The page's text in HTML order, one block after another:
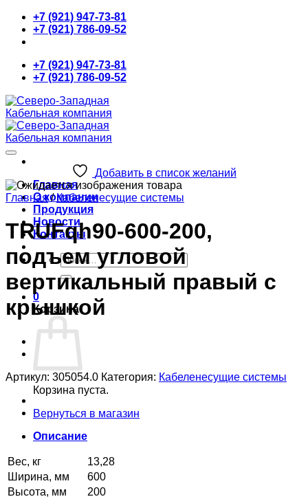
Skip
content
+7 (921) 947-73-81
+7 (921) 786-09-52
+7 (921) 947-73-81
+7 (921) 786-09-52
Главная
О компании
Продукция
Новости
Контакты
Искать:
0
Корзина
Корзина пуста.
Вернуться в магазин
Добавить в список желаний
Главная / Кабеленесущие системы
TRUFqh90-600-200,
подъем угловой
вертикальный правый с
крышкой
Артикул: 305054.0 Категория: Кабеленесущие системы
Описание
Вес, кг
13,28
Ширина, мм
600
Высота, мм
200